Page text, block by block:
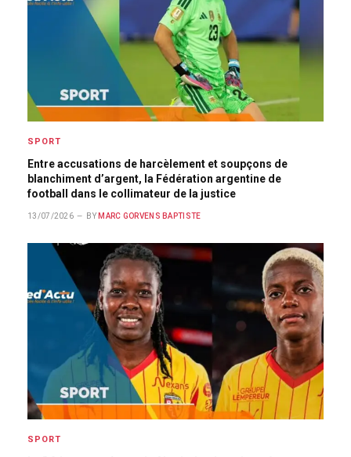
SPORT
Entre accusations de harcèlement et soupçons de
blanchiment d’argent, la Fédération argentine de
football dans le collimateur de la justice
13/07/2026 BY MARC GORVENS BAPTISTE
SPORT